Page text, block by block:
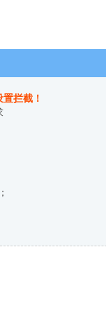
拦截！